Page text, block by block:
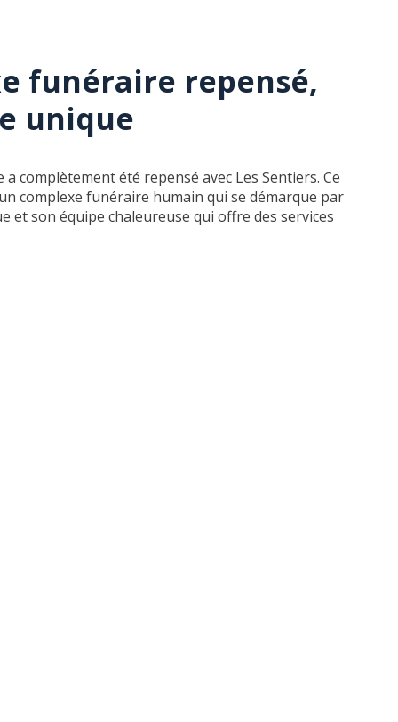
funéraire repensé,
unique
complètement été repensé avec Les Sentiers. Ce
complexe funéraire humain qui se démarque par
et son équipe chaleureuse qui offre des services